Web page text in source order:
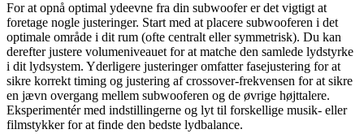
For at opnå optimal ydeevne fra din subwoofer er det vigtigt at
foretage nogle justeringer. Start med at placere subwooferen i det
optimale område i dit rum (ofte centralt eller symmetrisk). Du kan
derefter justere volumeniveauet for at matche den samlede lydstyrke
i dit lydsystem. Yderligere justeringer omfatter fasejustering for at
sikre korrekt timing og justering af crossover-frekvensen for at sikre
en jævn overgang mellem subwooferen og de øvrige højttalere.
Eksperimentér med indstillingerne og lyt til forskellige musik- eller
filmstykker for at finde den bedste lydbalance.